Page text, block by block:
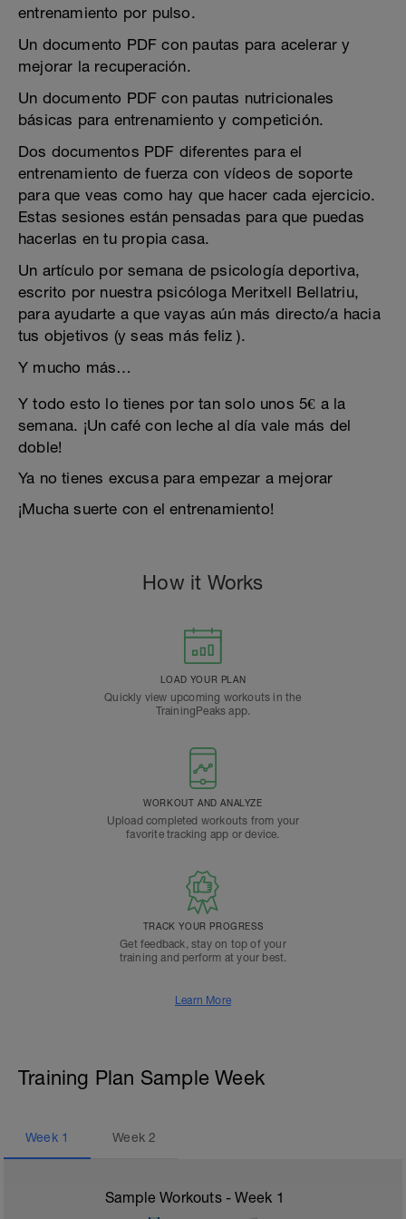
entrenamiento por pulso.
Un documento PDF con pautas para acelerar y
mejorar la recuperación.
Un documento PDF con pautas nutricionales
básicas para entrenamiento y competición.
Dos documentos PDF diferentes para el
entrenamiento de fuerza con vídeos de soporte
para que veas como hay que hacer cada ejercicio.
Estas sesiones están pensadas para que puedas
hacerlas en tu propia casa.
Un artículo por semana de psicología deportiva,
escrito por nuestra psicóloga Meritxell Bellatriu,
para ayudarte a que vayas aún más directo/a hacia
tus objetivos (y seas más feliz ).
Y mucho más…
Y todo esto lo tienes por tan solo unos 5€ a la
semana. ¡Un café con leche al día vale más del
doble!
Ya no tienes excusa para empezar a mejorar
¡Mucha suerte con el entrenamiento!
How it Works
LOAD YOUR PLAN
Quickly view upcoming workouts in the
TrainingPeaks app.
WORKOUT AND ANALYZE
Upload completed workouts from your
favorite tracking app or device.
TRACK YOUR PROGRESS
Get feedback, stay on top of your
training and perform at your best.
Learn More
Training Plan Sample Week
Week 1 Week2
Sample Workouts - Week 1